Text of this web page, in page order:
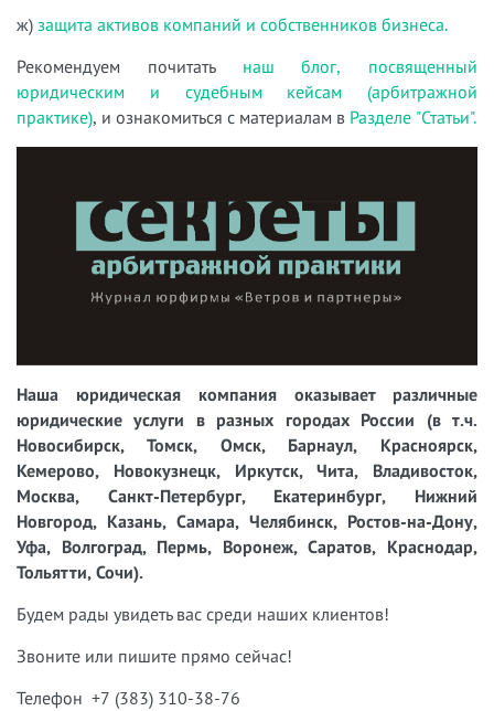
ж) защита активов компаний и собственников бизнеса.
Рекомендуем почитать наш блог, посвященный
юридическим и судебным кейсам (арбитражной
практике), и ознакомиться с материалам в Разделе "Статьи".
Наша юридическая компания оказывает различные
юридические услуги в разных городах России (в т.ч.
Новосибирск, Томск, Омск, Барнаул, Красноярск,
Кемерово, Новокузнецк, Иркутск, Чита, Владивосток,
Москва, Санкт-Петербург, Екатеринбург, Нижний
Новгород, Казань, Самара, Челябинск, Ростов-на-Дону,
Уфа, Волгоград, Пермь, Воронеж, Саратов, Краснодар,
Тольятти, Сочи).
Будем рады увидеть вас среди наших клиентов!
Звоните или пишите прямо сейчас!
Телефон +7 (383) 310-38-76